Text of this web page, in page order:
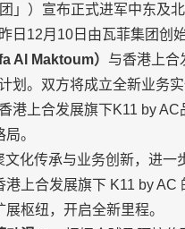
」）宣布正式进军中东及
日12月10日由瓦菲集团创
Al Maktoum） 与香港上合
划。双方将成立全新业务
港上合发展旗下K11 by
。
化传承与业务创新，进一
上合发展旗下 K11 by AC
枢纽，开启全新里程。